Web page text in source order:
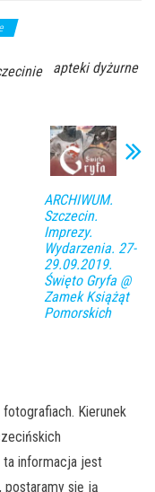
apteki dyżurne
ARCHIWUM.
Szczecin.
Imprezy.
Wydarzenia. 27-
29.09.2019.
Święto Gryfa @
Zamek Książąt
Pomorskich
Kierunek
ta informacja jest
, postaramy się ją